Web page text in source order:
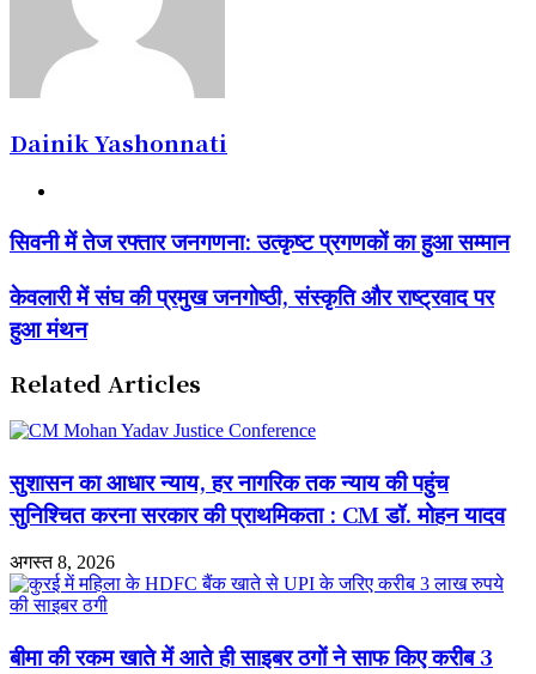
Dainik Yashonnati
सिवनी
में
रफ्तार
जनगणना:
उत्कृष्ट
का
सम्मान
सिवनी में तेज रफ्तार जनगणना: उत्कृष्ट प्रगणकों का हुआ सम्मान
केवलारी
में
संघ
प्रमुख
जनगोष्ठी,
संस्कृति
और
पर
हुआ
मंथन
केवलारी में संघ की प्रमुख जनगोष्ठी, संस्कृति और राष्ट्रवाद पर
हुआ मंथन
Related Articles
सुशासन का आधार न्याय, हर नागरिक तक न्याय की पहुंच
सुनिश्चित करना सरकार की प्राथमिकता : CM डॉ. मोहन यादव
अगस्त 8, 2026
बीमा की रकम खाते में आते ही साइबर ठगों ने साफ किए करीब 3